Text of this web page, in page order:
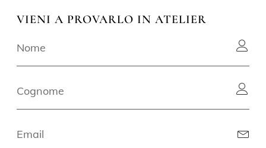
VIENI A PROVARLO IN ATELIER